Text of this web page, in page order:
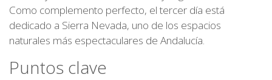
Como complemento perfecto, el tercer día está
dedicado a Sierra Nevada, uno de los espacios
naturales más espectaculares de Andalucía.
Puntos clave